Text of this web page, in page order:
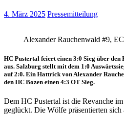
4. März 2025 Pressemitteilung
Alexander Rauchenwald #9,
HC Pustertal feiert einen 3:0 Sieg über
aus. Salzburg stellt mit dem 1:0
auf 2:0. Ein Hattrick von Alexander
den HC Bozen einen 4:3 OT Sieg.
Dem HC Pustertal ist die Revanche
geglückt. Die Wölfe präsentierten